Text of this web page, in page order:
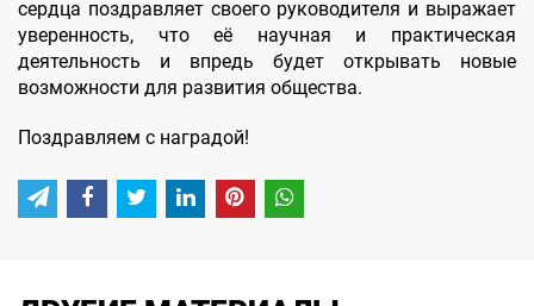
сердца поздравляет своего руководителя и выражает
уверенность, что её научная и практическая
деятельность и впредь будет открывать новые
возможности для развития общества.
Поздравляем с наградой!